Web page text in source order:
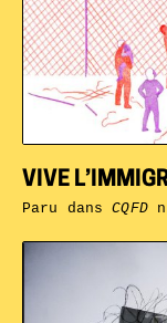
VIVE
Paru dansCQFD